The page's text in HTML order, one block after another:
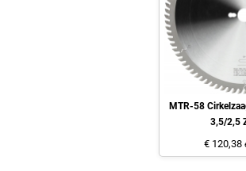
MTR-58
3,5/2,5
€ 120,38